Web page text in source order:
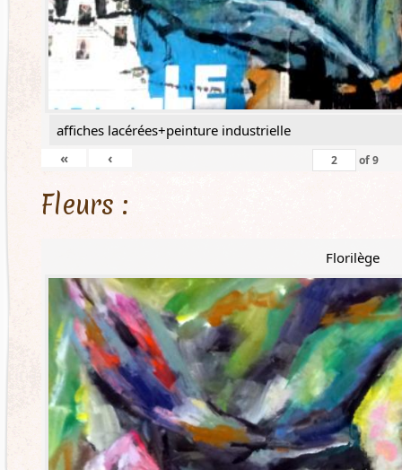
affiches lacérées+peinture industrielle
«
‹ of9
Fleurs :
Florilège